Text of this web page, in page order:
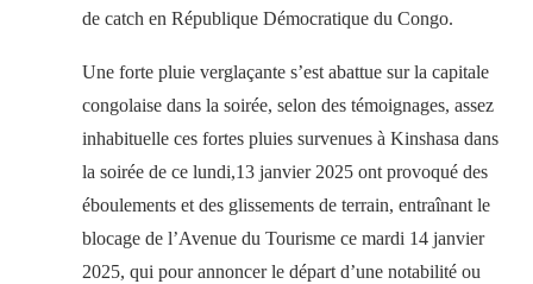
de catch en République Démocratique du Congo.
Une forte pluie verglaçante s’est abattue sur la capitale
congolaise dans la soirée, selon des témoignages, assez
inhabituelle ces fortes pluies survenues à Kinshasa dans
la soirée de ce lundi,13 janvier 2025 ont provoqué des
éboulements et des glissements de terrain, entraînant le
blocage de l’Avenue du Tourisme ce mardi 14 janvier
2025, qui pour annoncer le départ d’une notabilité ou